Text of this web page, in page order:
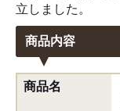
立しました。
商品内容
商品名